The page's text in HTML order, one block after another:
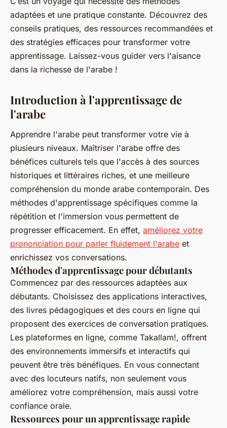
adaptées et une pratique constante. Découvrez des
conseils pratiques, des ressources recommandées et
des stratégies efficaces pour transformer votre
apprentissage. Laissez-vous guider vers l'aisance
dans la richesse de l'arabe !
Introduction à l'apprentissage de
l'arabe
Apprendre l'arabe peut transformer votre vie à
plusieurs niveaux. Maîtriser l'arabe offre des
bénéfices culturels tels que l'accès à des sources
historiques et littéraires riches, et une meilleure
compréhension du monde arabe contemporain. Des
méthodes d'apprentissage spécifiques comme la
répétition et l'immersion vous permettent de
progresser efficacement. En effet, améliorez votre
prononciation pour parler fluidement l'arabe et
enrichissez vos conversations.
Méthodes d'apprentissage pour débutants
Commencez par des ressources adaptées aux
débutants. Choisissez des applications interactives,
des livres pédagogiques et des cours en ligne qui
proposent des exercices de conversation pratiques.
Les plateformes en ligne, comme Takallam!, offrent
des environnements immersifs et interactifs qui
peuvent être très bénéfiques. En vous connectant
avec des locuteurs natifs, non seulement vous
améliorez votre compréhension, mais aussi votre
confiance orale.
Ressources pour un apprentissage rapide